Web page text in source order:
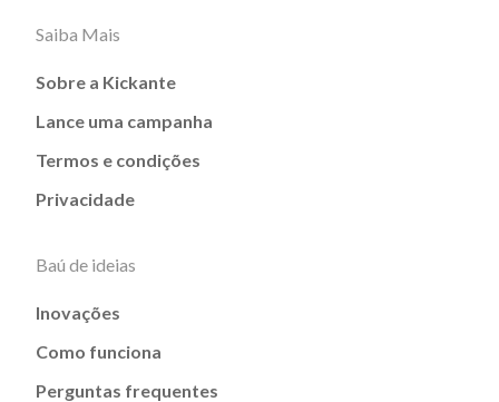
Saiba Mais
Sobre a Kickante
Lance uma campanha
Termos e condições
Privacidade
Baú de ideias
Inovações
Como funciona
Perguntas frequentes